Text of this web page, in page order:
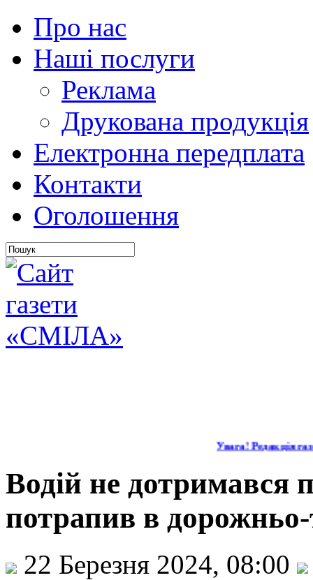
Про нас
Наші послуги
Реклама
Друкована продукція
Електронна передплата
Контакти
Оголошення
Увага! Редакція
Водій не дотримався
потрапив в
22 Березня 2024, 08:00